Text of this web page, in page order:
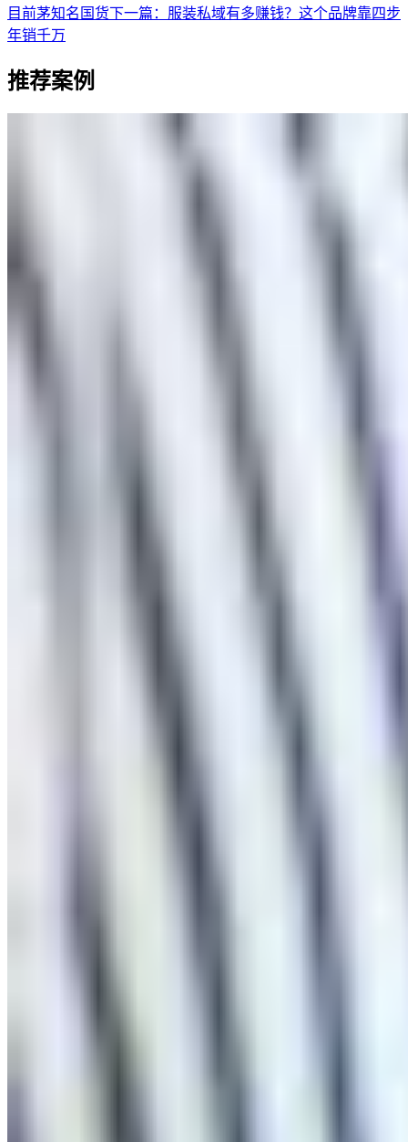
目前茅知名国货下一篇： 服装私域有多赚钱？这个品牌靠四步
年销千万
推荐案例